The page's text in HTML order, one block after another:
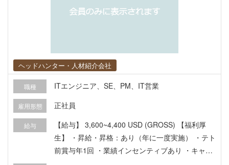
ヘッドハンター・人材紹介会社
職種 ITエンジニア、SE、PM、IT営業
雇用形態 正社員
給与
【給与】 3,600~4,400 USD (GROSS) 【福利厚
生】 ・昇給・昇格：あり（年に一度実施） ・テト
前賞与年1回 ・業績インセンティブあり ・キャリ